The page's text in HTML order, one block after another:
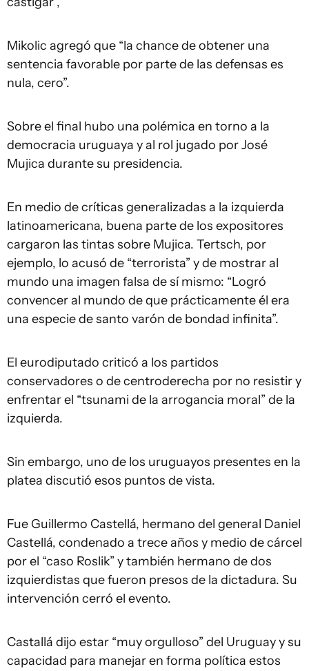
Mikolic agregó que “la chance de obtener una
sentencia favorable por parte de las defensas es
nula, cero”.
Sobre el final hubo una polémica en torno a la
democracia uruguaya y al rol jugado por José
Mujica durante su presidencia.
En medio de críticas generalizadas a la izquierda
latinoamericana, buena parte de los expositores
cargaron las tintas sobre Mujica. Tertsch, por
ejemplo, lo acusó de “terrorista” y de mostrar al
mundo una imagen falsa de sí mismo: “Logró
convencer al mundo de que prácticamente él era
una especie de santo varón de bondad infinita”.
El eurodiputado criticó a los partidos
conservadores o de centroderecha por no resistir y
enfrentar el “tsunami de la arrogancia moral” de la
izquierda.
Sin embargo, uno de los uruguayos presentes en la
platea discutió esos puntos de vista.
Fue Guillermo Castellá, hermano del general Daniel
Castellá, condenado a trece años y medio de cárcel
por el “caso Roslik” y también hermano de dos
izquierdistas que fueron presos de la dictadura. Su
intervención cerró el evento.
Castallá dijo estar “muy orgulloso” del Uruguay y su
capacidad para manejar en forma política estos